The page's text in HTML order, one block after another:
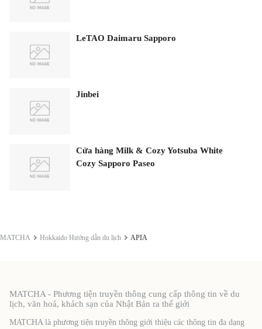
LeTAO Daimaru Sapporo
Jinbei
Cửa hàng Milk & Cozy Yotsuba White
Cozy Sapporo Paseo
MATCHA Hokkaido Hướng dẫn du lịch APIA
MATCHA - Phương tiện truyền thông cung cấp thông tin về du
lịch, văn hoá, khách sạn của Nhật Bản ra thế giới
MATCHA là phương tiện truyền thông giới thiệu các thông tin đa dạng